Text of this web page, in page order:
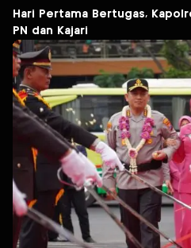
Hari Pertama Bertugas,
PN dan Kajari